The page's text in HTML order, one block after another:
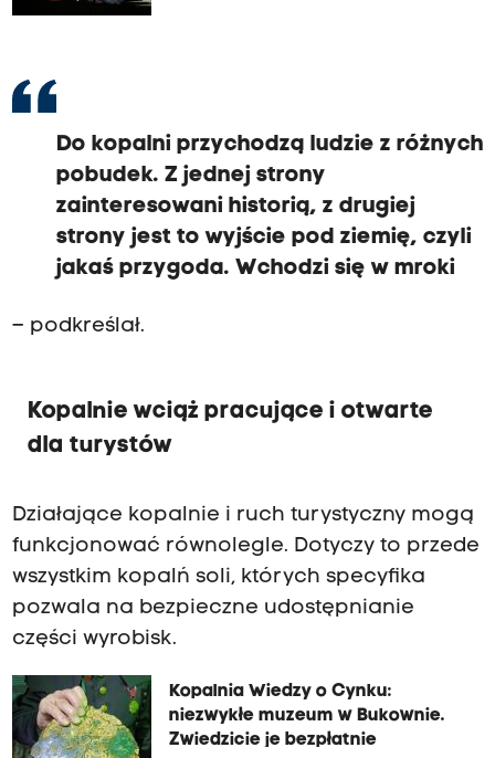
Do kopalni przychodzą ludzie z różnych
pobudek. Z jednej strony
zainteresowani historią, z drugiej
strony jest to wyjście pod ziemię, czyli
jakaś przygoda. Wchodzi się w mroki
– podkreślał.
Kopalnie wciąż pracujące i otwarte
dla turystów
Działające kopalnie i ruch turystyczny mogą
funkcjonować równolegle. Dotyczy to przede
wszystkim kopalń soli, których specyfika
pozwala na bezpieczne udostępnianie
części wyrobisk.
Kopalnia Wiedzy o Cynku:
niezwykłe muzeum w Bukownie.
Zwiedzicie je bezpłatnie